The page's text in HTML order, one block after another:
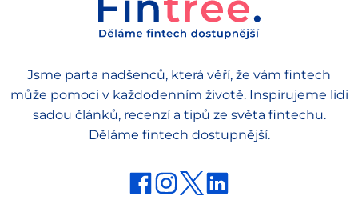
Jsme parta nadšenců, která věří, že vám fintech
může pomoci v každodenním životě. Inspirujeme lidi
sadou článků, recenzí a tipů ze světa fintechu.
Děláme fintech dostupnější.